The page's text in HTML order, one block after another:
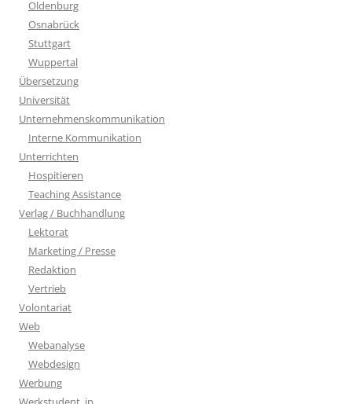
Oldenburg
Osnabrück
Stuttgart
Wuppertal
Übersetzung
Universität
Unternehmenskommunikation
Interne Kommunikation
Unterrichten
Hospitieren
Teaching Assistance
Verlag / Buchhandlung
Lektorat
Marketing / Presse
Redaktion
Vertrieb
Volontariat
Web
Webanalyse
Webdesign
Werbung